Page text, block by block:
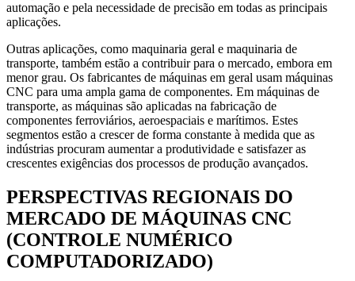
automação e pela necessidade de precisão em todas as principais
aplicações.
Outras aplicações, como maquinaria geral e maquinaria de
transporte, também estão a contribuir para o mercado, embora em
menor grau. Os fabricantes de máquinas em geral usam máquinas
CNC para uma ampla gama de componentes. Em máquinas de
transporte, as máquinas são aplicadas na fabricação de
componentes ferroviários, aeroespaciais e marítimos. Estes
segmentos estão a crescer de forma constante à medida que as
indústrias procuram aumentar a produtividade e satisfazer as
crescentes exigências dos processos de produção avançados.
PERSPECTIVAS REGIONAIS DO
MERCADO DE MÁQUINAS CNC
(CONTROLE NUMÉRICO
COMPUTADORIZADO)